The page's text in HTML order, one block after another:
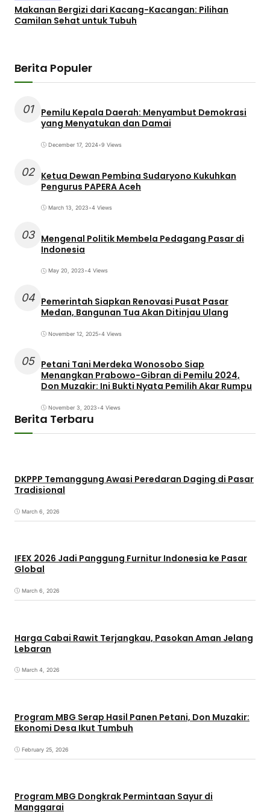
Makanan Bergizi dari Kacang-Kacangan: Pilihan
Camilan Sehat untuk Tubuh
Berita Populer
01
Pemilu Kepala Daerah: Menyambut Demokrasi
yang Menyatukan dan Damai
December 17, 2024•9 Views
02 Ketua Dewan Pembina Sudaryono Kukuhkan
Pengurus PAPERA Aceh
March 13, 2023•4 Views
03 Mengenal Politik Membela Pedagang Pasar di
Indonesia
May 20, 2023•4 Views
04 Pemerintah Siapkan Renovasi Pusat Pasar
Medan, Bangunan Tua Akan Ditinjau Ulang
November 12, 2025•4 Views
05 Petani Tani Merdeka Wonosobo Siap
Menangkan Prabowo-Gibran di Pemilu 2024,
Don Muzakir: Ini Bukti Nyata Pemilih Akar Rumpu
November 3, 2023•4 Views
Berita Terbaru
DKPPP Temanggung Awasi Peredaran Daging di Pasar
Tradisional
March 6, 2026
IFEX 2026 Jadi Panggung Furnitur Indonesia ke Pasar
Global
March 6, 2026
Harga Cabai Rawit Terjangkau, Pasokan Aman Jelang
Lebaran
March 4, 2026
Program MBG Serap Hasil Panen Petani, Don Muzakir:
Ekonomi Desa Ikut Tumbuh
February 25, 2026
Program MBG Dongkrak Permintaan Sayur di
Manggarai